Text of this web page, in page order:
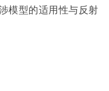
模型的适用性与反射